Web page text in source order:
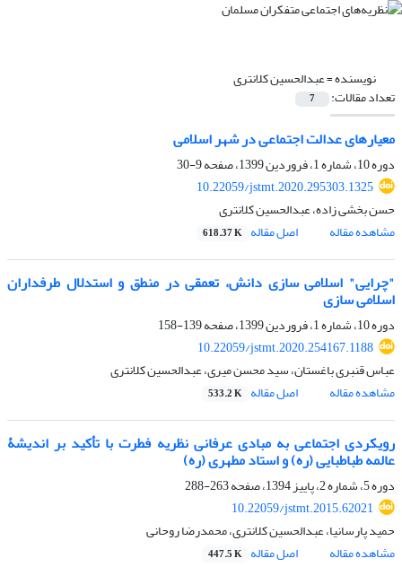
نویسنده =عبدالحسین کلانتری
تعداد مقالات: 7
معیار‌های عدالت اجتماعی در شهر اسلامی
دوره 10، شماره 1، فروردین 1399، صفحه
9-30
10.22059/jstmt.2020.295303.1325
حسن بخشی زاده، عبدالحسین کلانتری
مشاهده مقاله
اصل مقاله 618.37 K
"چرایی" اسلامی سازی دانش، تعمقی در منطق و استدلال طرفداران
اسلامی سازی
دوره 10، شماره 1، فروردین 1399، صفحه
139-158
10.22059/jstmt.2020.254167.1188
عباس قنبری باغستان، سید محسن میری، عبدالحسین کلانتری
مشاهده مقاله
اصل مقاله 533.2 K
رویکردی اجتماعی به مبادی عرفانی نظریه فطرت با تأکید بر اندیشۀ
عالمه طباطبایی (ره) و استاد مطهری (ره)
دوره 5، شماره 2، پاییز 1394، صفحه
263-288
10.22059/jstmt.2015.62021
حمید پارسانیا، عبدالحسین کلانتری، محمدرضا روحانی
مشاهده مقاله
اصل مقاله 447.5 K